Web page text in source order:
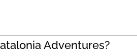
Adventures?